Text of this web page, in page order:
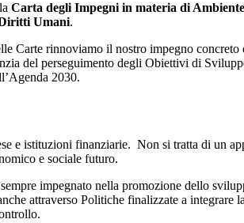
Carta degli Impegni in materia di
Umani.
Carte rinnoviamo il nostro impegno concreto
del perseguimento degli Obiettivi di
2030.
e istituzioni finanziarie. Non si tratta di un
e sociale futuro.
impegnato nella promozione dello
attraverso Politiche finalizzate a integrare